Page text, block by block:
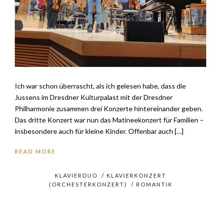
Ich war schon überrascht, als ich gelesen habe, dass die
Jussens im Dresdner Kulturpalast mit der Dresdner
Philharmonie zusammen drei Konzerte hintereinander geben.
Das dritte Konzert war nun das Matineekonzert für Familien –
insbesondere auch für kleine Kinder. Offenbar auch […]
READ MORE
KLAVIERDUO / KLAVIERKONZERT
(ORCHESTERKONZERT)
/ ROMANTIK